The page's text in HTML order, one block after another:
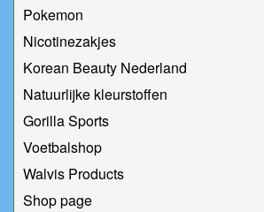
Pokemon
Nicotinezakjes
Korean Beauty Nederland
Natuurlijke kleurstoffen
Gorilla Sports
Voetbalshop
Walvis Products
Shop page